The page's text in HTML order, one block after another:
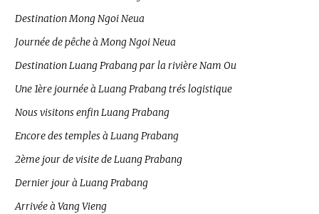
Destination Mong Ngoi Neua
Journée de pêche à Mong Ngoi Neua
Destination Luang Prabang par la rivière Nam Ou
Une 1ère journée à Luang Prabang trés logistique
Nous visitons enfin Luang Prabang
Encore des temples à Luang Prabang
2ème jour de visite de Luang Prabang
Dernier jour à Luang Prabang
Arrivée à Vang Vieng